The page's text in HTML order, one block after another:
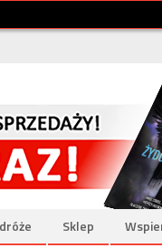
Sklep